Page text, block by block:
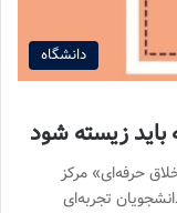
دانشگاه
حرفه‌ای» مرکز
تجربه‌ای